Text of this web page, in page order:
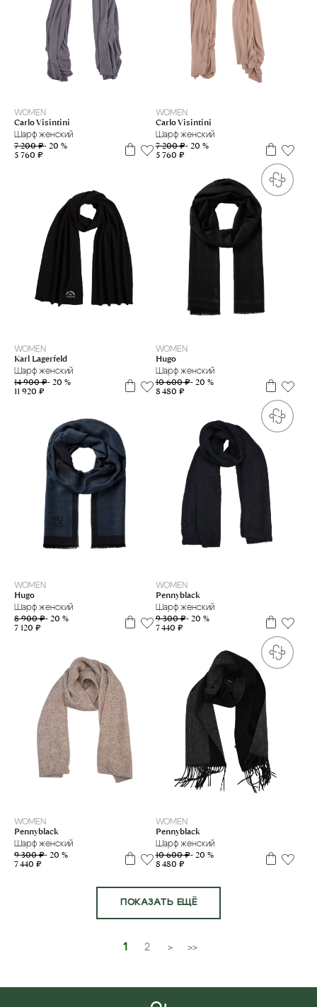
WOMEN
Carlo Visintini
Шарф женский
7 200 ₽- 20 %
5 760 ₽
WOMEN
Carlo Visintini
Шарф женский
7 200 ₽- 20 %
5 760 ₽
WOMEN
Karl Lagerfeld
Шарф женский
14 900 ₽- 20 %
11 920 ₽
WOMEN
Hugo
Шарф женский
10 600 ₽- 20 %
8 480 ₽
WOMEN
Hugo
Шарф женский
8 900 ₽- 20 %
7 120 ₽
WOMEN
Pennyblack
Шарф женский
9 300 ₽- 20 %
7 440 ₽
WOMEN
Pennyblack
Шарф женский
9 300 ₽- 20 %
7 440 ₽
WOMEN
Pennyblack
Шарф женский
10 600 ₽- 20 %
8 480 ₽
ПОКАЗАТЬ ЕЩЁ
1 2 > >>